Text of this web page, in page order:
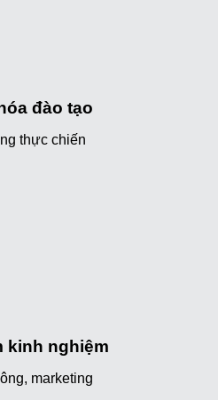
đào tạo
thực chiến
kinh nghiệm
marketing